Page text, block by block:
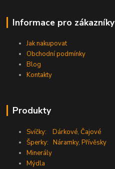
Informace pro zákazníky
Jak nakupovat
Obchodní podmínky
Blog
Kontakty
Produkty
Svíčky: Dárkové,Čajové
Šperky: Náramky,Přívěsky
Minerály
Mýdla